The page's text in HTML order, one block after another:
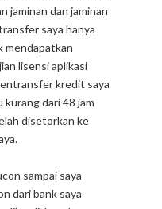
jaminan dan jaminan
saya hanya
mendapatkan
lisensi aplikasi
kredit saya
kurang dari 48 jam
disetorkan ke
sampai saya
dari bank saya